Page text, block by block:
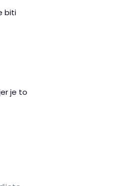
biti
je to